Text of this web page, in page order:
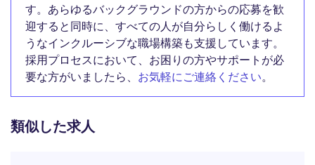
す。あらゆるバックグラウンドの方からの応募を歓
迎すると同時に、すべての人が自分らしく働けるよ
うなインクルーシブな職場構築も支援しています。
採用プロセスにおいて、お困りの方やサポートが必
要な方がいましたら、 お気軽にご連絡ください。
類似した求人